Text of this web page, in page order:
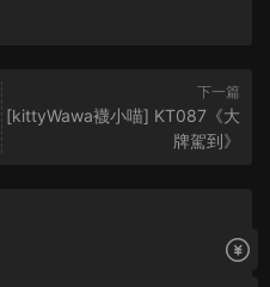
下一篇
[kittyWawa襪小喵] KT087《大
牌駕到》